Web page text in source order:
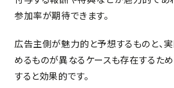
参加率が期待できます。
広告主側が魅力的と予想するものと、
めるものが異なるケースも存在するた
すると効果的です。